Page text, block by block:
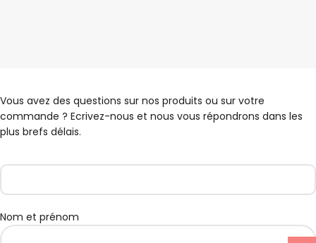
Vous avez des questions sur nos produits ou sur votre
commande ? Ecrivez-nous et nous vous répondrons dans les
plus brefs délais.
Nom et prénom